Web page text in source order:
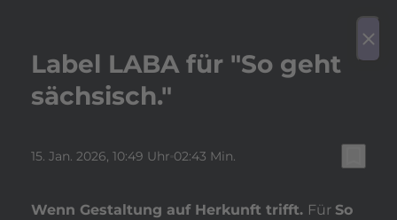
menu
Video
Label LABA für "So geht
sächsisch."
15. Jan. 2026, 10:49 Uhr 02:43 Min.
Wenn Gestaltung auf Herkunft trifft. FürSo
close